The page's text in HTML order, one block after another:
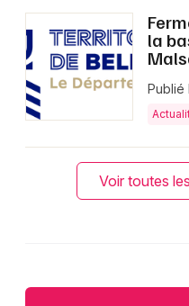
la
Publié
Voir toutes